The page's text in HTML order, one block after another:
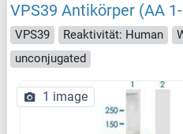
VPS39 Antikörper (AA
VPS39 Reaktivität: Human
unconjugated
1 image